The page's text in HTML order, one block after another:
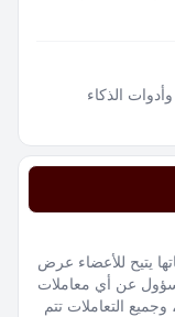
الذكاء
يتيح للأعضاء عرض
عن أي معاملات
وجميع التعاملات تتم